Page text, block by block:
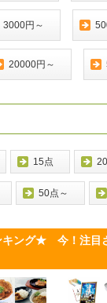
3000円～
20000円～
15点
50点～
ング★ 今！注目